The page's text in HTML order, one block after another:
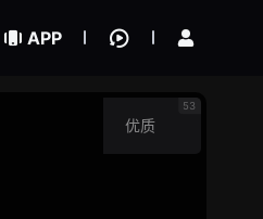
APP
优质
53